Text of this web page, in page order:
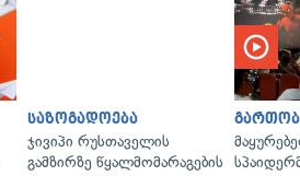
საზოგადოება
ჯივიპი რუსთაველის
გამზირზე წყალმომარაგების